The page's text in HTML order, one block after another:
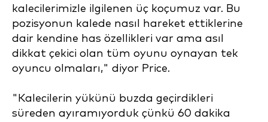
kalecilerimizle ilgilenen üç koçumuz var. Bu
pozisyonun kalede nasıl hareket ettiklerine
dair kendine has özellikleri var ama asıl
dikkat çekici olan tüm oyunu oynayan tek
oyuncu olmaları," diyor Price.
"Kalecilerin yükünü buzda geçirdikleri
süreden ayıramıyorduk çünkü 60 dakika